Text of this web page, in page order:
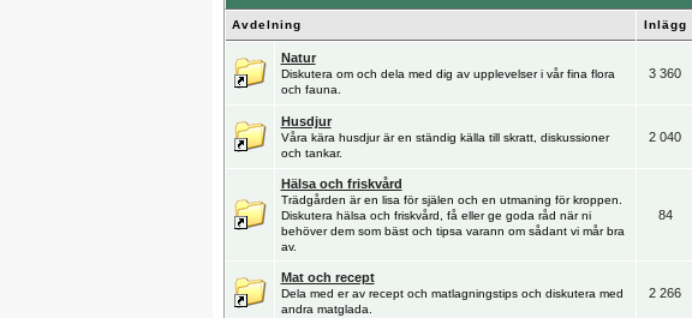
Avdelning Inlägg
Natur
Diskutera om och dela med dig av upplevelser i vår fina flora
och fauna.
3 360
Husdjur
Våra kära husdjur är en ständig källa till skratt, diskussioner
och tankar.
2 040
Hälsa och friskvård
Trädgården är en lisa för själen och en utmaning för kroppen.
Diskutera hälsa och friskvård, få eller ge goda råd när ni
behöver dem som bäst och tipsa varann om sådant vi mår bra
av.
84
Mat och recept
Dela med er av recept och matlagningstips och diskutera med
andra matglada.
2 266